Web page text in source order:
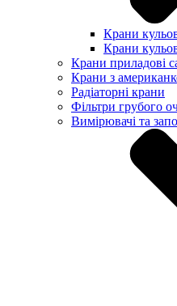
Крани
Крани
Крани приладові
Крани з
Радіаторні крани
Фільтри грубого
Вимірювачі та